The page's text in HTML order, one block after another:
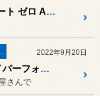
クスコ 車高調 「ストリート ゼロ A」& ガナドール 4本出し「PASION EVO」マフラー & サンダーボルト ジャパン 鍛造チタニウム製「BE-ONE ホイールナット」の取付け作業 ／ トヨタ AYH30W アルファード ハイブリッド
からのお知らせ。 2022年9月20日
HYPER FORGED（ハイパーフォージド）HF-LMC & サンダーボルト ジャパン ClubSport Stud Conversion for Ferrari の取付け作業 ／ フェラーリ458 LB-WORKS
さんで